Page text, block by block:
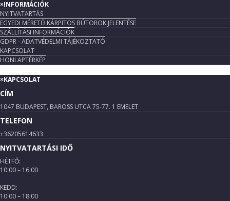
×INFORMÁCIÓK
NYITVATARTÁS
EGYEDI MÉRETŰ KÁRPITOS BÚTOROK JELENTÉSE
SZÁLLÍTÁSI INFORMÁCIÓK
GDPR - ADATVÉDELMI TÁJÉKOZTATÓ
KAPCSOLAT
HONLAPTÉRKÉP
×KAPCSOLAT
CÍM
1047 BUDAPEST, BAROSS UTCA 75-77. 1 EMELET
TELEFON
+36205614633
NYITVATARTÁSI IDŐ
HÉTFŐ:
10:00 – 16:00
KEDD:
10:00 – 18:00